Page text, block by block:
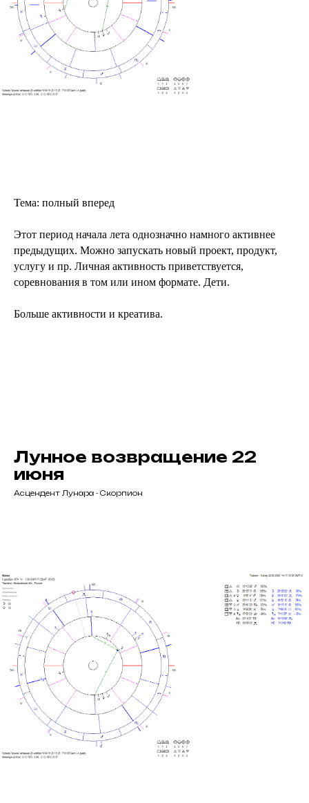
Тема: полный вперед
Этот период начала лета однозначно намного активнее
предыдущих. Можно запускать новый проект, продукт,
услугу и пр. Личная активность приветствуется,
соревнования в том или ином формате. Дети.
Больше активности и креатива.
Лунное возвращение 22
июня
Асцендент Лунара - Скорпион